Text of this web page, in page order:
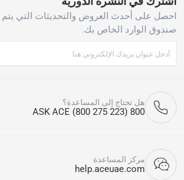
احصل على أحدث العروض والتحديثات التي يتم
صندوق الوارد الخاص بك.
هل تحتاج إلى المساعدة؟
800 ASK ACE (800 275 223)
مركز المساعدة
help.aceuae.com